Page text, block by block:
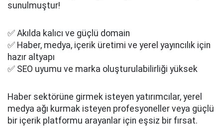
sunulmuştur!
✅ Akılda kalıcı ve güçlü domain
✅ Haber, medya, içerik üretimi ve yerel yayıncılık için
hazır altyapı
✅ SEO uyumu ve marka oluşturulabilirliği yüksek
Haber sektörüne girmek isteyen yatırımcılar, yerel
medya ağı kurmak isteyen profesyoneller veya güçlü
bir içerik platformu arayanlar için eşsiz bir fırsat.